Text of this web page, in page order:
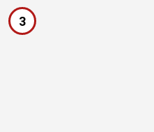
3